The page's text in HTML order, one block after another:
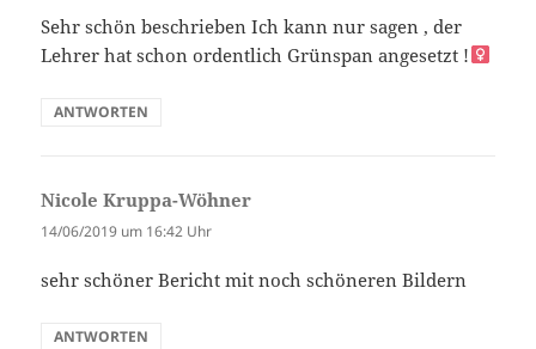
Sehr schön beschrieben Ich kann nur sagen , der
Lehrer hat schon ordentlich Grünspan angesetzt !‍
ANTWORTEN
Nicole Kruppa-Wöhner
14/06/2019 um 16:42 Uhr
sehr schöner Bericht mit noch schöneren Bildern
ANTWORTEN